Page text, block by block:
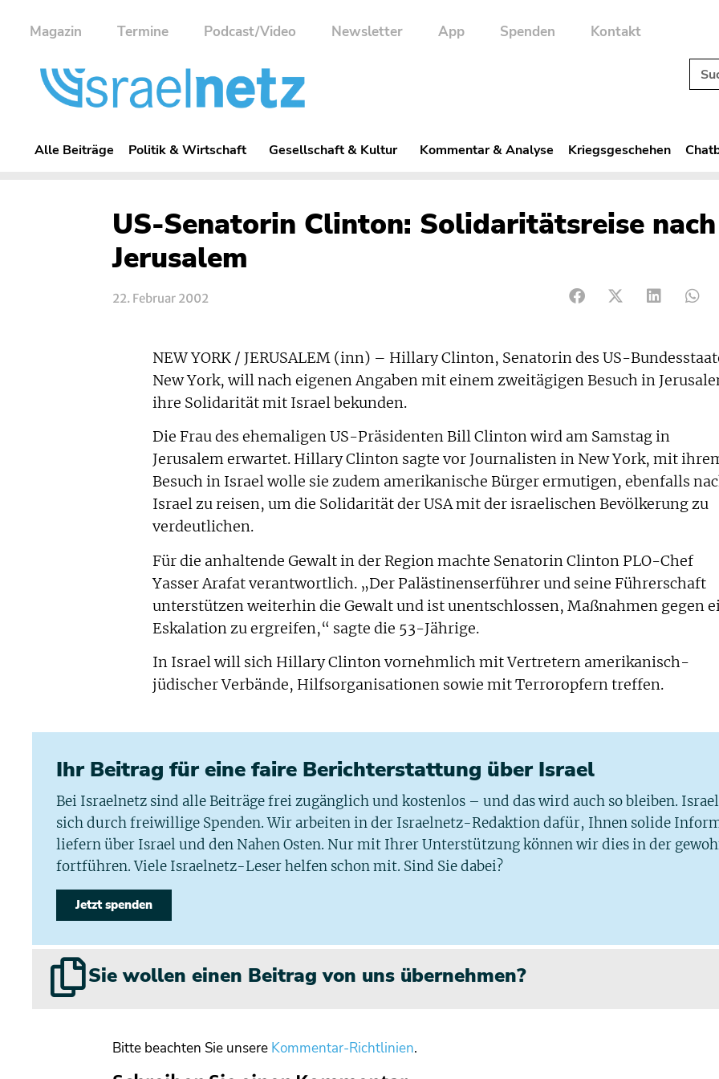
Magazin Termine Podcast/Video Newsletter App Spenden Kontakt
Alle Beiträge Politik & Wirtschaft Gesellschaft & Kultur Kommentar & Analyse Kriegsgeschehen
US-Senatorin Clinton: Solidaritätsreise nach
Jerusalem
22. Februar 2002
NEW YORK / JERUSALEM (inn) – Hillary Clinton, Senatorin des US-
New York, will nach eigenen Angaben mit einem zweitägigen Besuch in
ihre Solidarität mit Israel bekunden.
Die Frau des ehemaligen US-Präsidenten Bill Clinton wird am Samstag in
Jerusalem erwartet. Hillary Clinton sagte vor Journalisten in New York, mit
Besuch in Israel wolle sie zudem amerikanische Bürger ermutigen, ebenfalls
Israel zu reisen, um die Solidarität der USA mit der israelischen Bevölkerung zu
verdeutlichen.
Für die anhaltende Gewalt in der Region machte Senatorin Clinton PLO-Chef
Yasser Arafat verantwortlich. „Der Palästinenserführer und seine Führerschaft
unterstützen weiterhin die Gewalt und ist unentschlossen, Maßnahmen gegen
Eskalation zu ergreifen,“ sagte die 53-Jährige.
In Israel will sich Hillary Clinton vornehmlich mit Vertretern amerikanisch-
jüdischer Verbände, Hilfsorganisationen sowie mit Terroropfern treffen.
Ihr Beitrag für eine faire Berichterstattung über Israel
Bei Israelnetz sind alle Beiträge frei zugänglich und kostenlos – und das wird auch so bleiben.
sich durch freiwillige Spenden. Wir arbeiten in der Israelnetz-Redaktion dafür, Ihnen solide
liefern über Israel und den Nahen Osten. Nur mit Ihrer Unterstützung können wir dies in der
fortführen. Viele Israelnetz-Leser helfen schon mit. Sind Sie dabei?
Jetzt spenden
Sie wollen einen Beitrag von uns übernehmen?
Bitte beachten Sie unsere Kommentar-Richtlinien.